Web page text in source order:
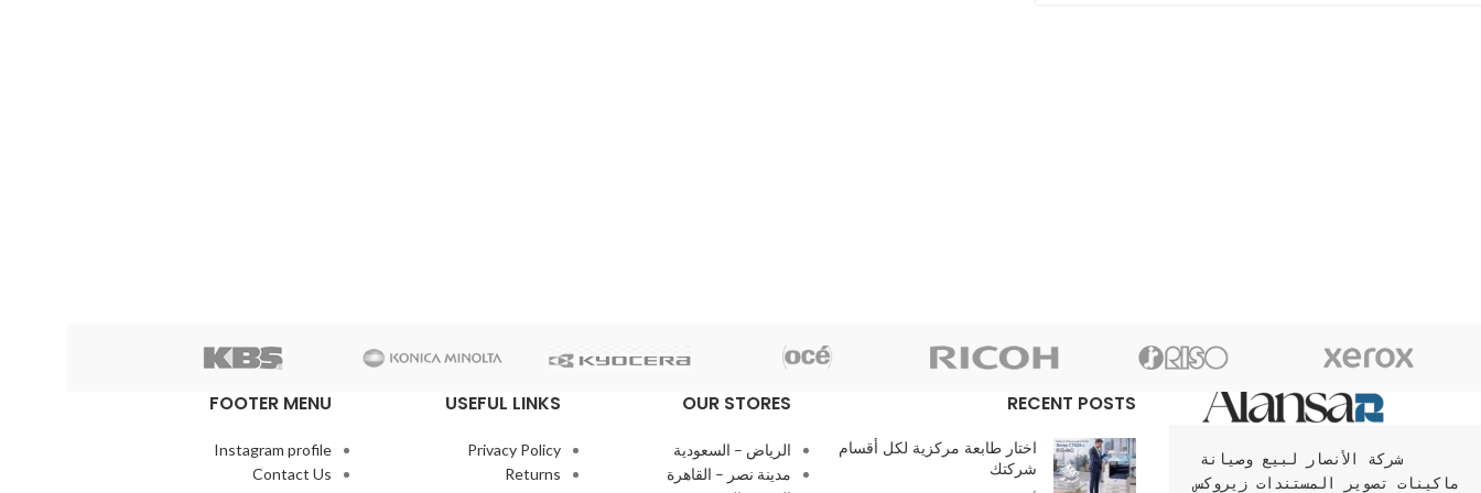
ماكينات تصوير المستندات زيروكس
RECENT POSTS
اختار طابعة مركزية لكل أقسام
شركتك
OUR STORES
الرياض – السعودية
مدينة نصر – القاهرة
USEFUL LINKS
Privacy Policy
Returns
FOOTER MENU
Instagram profile
Contact Us